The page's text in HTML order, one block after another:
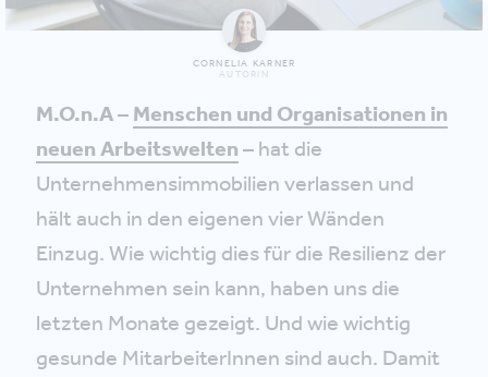
CORNELIA KARNER
AUTORIN
M.O.n.A– Menschen und Organisationen in
neuen Arbeitswelten – hat die
Unternehmensimmobilien verlassen und
hält auch in den eigenen vier Wänden
Einzug. Wie wichtig dies für die Resilienz der
Unternehmen sein kann, haben uns die
letzten Monate gezeigt. Und wie wichtig
gesunde MitarbeiterInnen sind auch. Damit